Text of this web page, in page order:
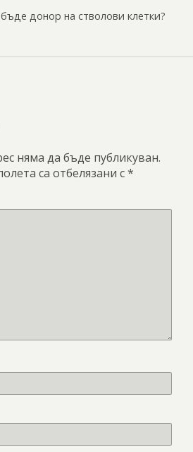
донор на стволови клетки?
няма да бъде публикуван.
са отбелязани с*